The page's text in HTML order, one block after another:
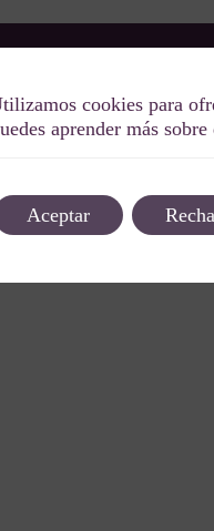
cookies para
aprender más
Aceptar